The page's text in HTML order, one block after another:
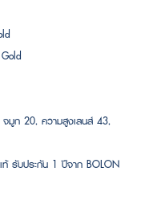
มูก 20, ความสูงเลนส์ 43,
รับประกัน 1 ปีจาก BOLON